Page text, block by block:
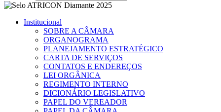
Institucional
SOBRE A CÂMARA
ORGANOGRAMA
PLANEJAMENTO ESTRATÉGICO
CARTA DE SERVIÇOS
CONTATOS E ENDEREÇOS
LEI ORGÂNICA
REGIMENTO INTERNO
DICIONÁRIO LEGISLATIVO
PAPEL DO VEREADOR